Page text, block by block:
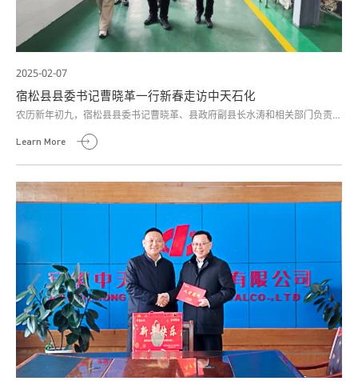
2025-02-07
宿松县县委书记曹晓革一行新春走访中天石化
农历新年初九，宿松县县委书记曹晓革、县政府副县长水涛和相关部门负责人
导公司新春开工复产工作，总经理朱菊琴带领全体高管热情接待曹晓革书记一
Learn More